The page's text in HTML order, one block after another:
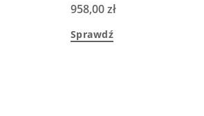
958,00zł
Sprawdź